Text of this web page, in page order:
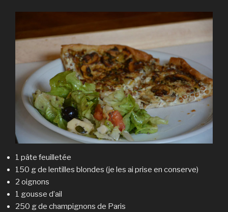
1 pâte feuilletée
150 g de lentilles blondes (je les ai prise en conserve)
2 oignons
1 gousse d’ail
250 g de champignons de Paris